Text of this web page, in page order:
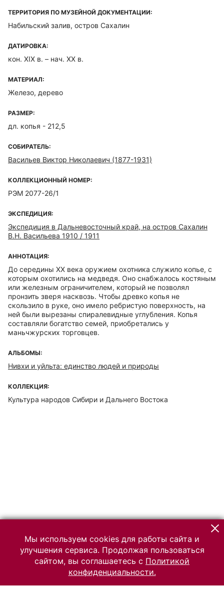
ТЕРРИТОРИЯ ПО МУЗЕЙНОЙ ДОКУМЕНТАЦИИ:
Набильский залив, остров Сахалин
ДАТИРОВКА:
кон. XIX в. – нач. XX в.
МАТЕРИАЛ:
Железо, дерево
РАЗМЕР:
дл. копья - 212,5
СОБИРАТЕЛЬ:
Васильев Виктор Николаевич (1877-1931)
КОЛЛЕКЦИОННЫЙ НОМЕР:
РЭМ 2077-26/1
ЭКСПЕДИЦИЯ:
Экспедиция в Дальневосточный край, на остров Сахалин
В.Н. Васильева 1910 / 1911
АННОТАЦИЯ:
До середины XX века оружием охотника служило копье, с
которым охотились на медведя. Оно снабжалось костяным
или железным ограничителем, который не позволял
пронзить зверя насквозь. Чтобы древко копья не
скользило в руке, оно имело ребристую поверхность, на
ней были вырезаны спиралевидные углубления. Копья
составляли богатство семей, приобретались у
маньчжурских торговцев.
АЛЬБОМЫ:
Нивхи и уйльта: единство людей и природы
КОЛЛЕКЦИЯ:
Культура народов Сибири и Дальнего Востока
Мы используем cookies для работы сайта и
улучшения сервиса. Продолжая пользоваться
сайтом, вы соглашаетесь с Политикой
конфиденциальности.